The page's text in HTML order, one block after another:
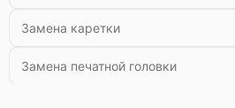
Замена каретки
Замена печатной головки